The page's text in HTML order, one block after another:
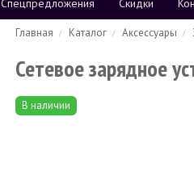
Спецпредложения Скидки
Главная Каталог Аксессуары
Сетевое зарядное
В наличии